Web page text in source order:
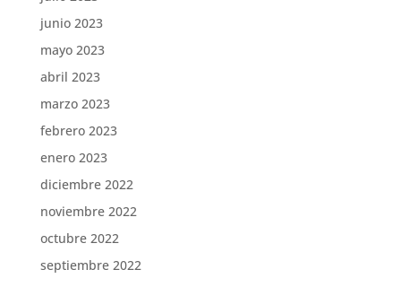
junio 2023
mayo 2023
abril 2023
marzo 2023
febrero 2023
enero 2023
diciembre 2022
noviembre 2022
octubre 2022
septiembre 2022